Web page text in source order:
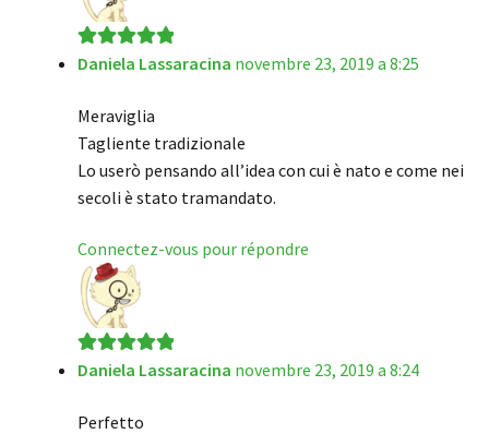
Note5sur 5
Daniela Lassaracina novembre 23, 2019 a 8:25
Meraviglia
Tagliente tradizionale
Lo userò pensando all’idea con cui è nato e come nei
secoli è stato tramandato.
Connectez-vous pour répondre
Note5sur 5
Daniela Lassaracina novembre 23, 2019 a 8:24
Perfetto